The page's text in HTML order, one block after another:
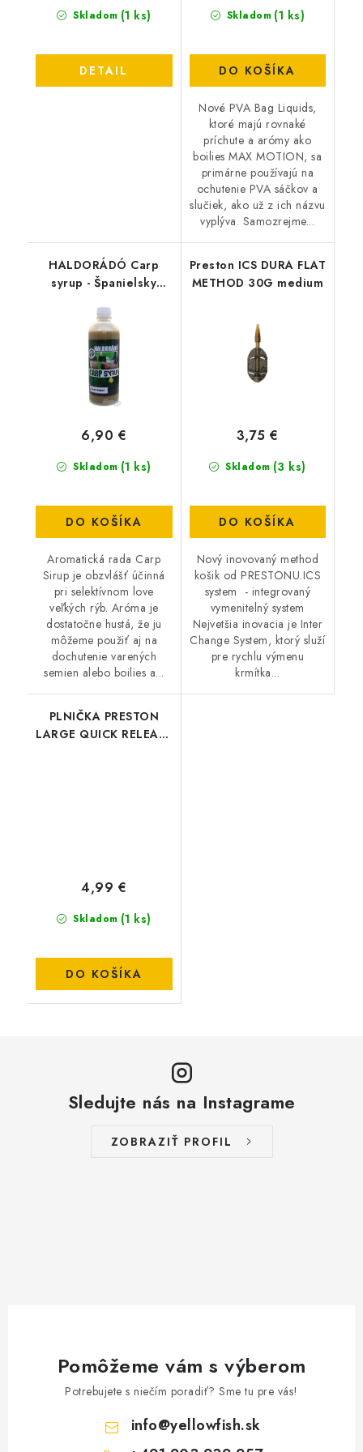
Skladom (1 ks)
DETAIL
Skladom (1 ks)
DO KOŠÍKA
Nové PVA Bag Liquids,
ktoré majú rovnaké
príchute a arómy ako
boilies MAX MOTION, sa
primárne používajú na
ochutenie PVA sáčkov a
slučiek, ako už z ich názvu
vyplýva. Samozrejme...
HALDORÁDÓ Carp
syrup - Španielsky
Skladom (1 ks)
6,90 €
DO KOŠÍKA
Aromatická rada Carp
Sirup je obzvlášť účinná
pri selektívnom love
veľkých rýb. Aróma je
dostatočne hustá, že ju
môžeme použiť aj na
dochutenie varených
semien alebo boilies a...
Preston ICS DURA FLAT
METHOD 30G medium
Skladom (3 ks)
3,75 €
DO KOŠÍKA
Nový inovovaný method
košik od PRESTONU.ICS
system - integrovaný
vymenitelný system
Nejvetšia inovacia je Inter
Change System, ktorý služí
pre rychlu výmenu
krmítka...
PLNIČKA PRESTON
LARGE QUICK RELEASE
Skladom (1 ks)
4,99 €
DO KOŠÍKA
Sledujte nás na Instagrame
ZOBRAZIŤ PROFIL
Pomôžeme vám s výberom
Potrebujete s niečím poradiť? Sme tu pre vás!
info@yellowfish.sk